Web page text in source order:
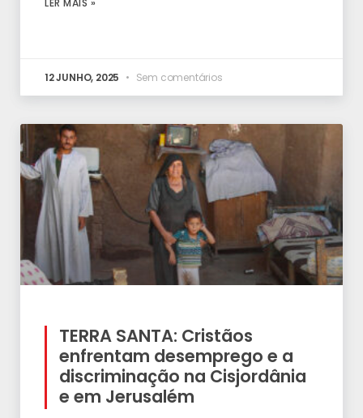
LER MAIS »
12 JUNHO, 2025 Sem comentários
TERRA SANTA: Cristãos
enfrentam desemprego e a
discriminação na Cisjordânia
e em Jerusalém